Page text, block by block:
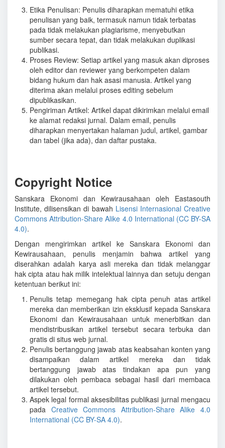
Etika Penulisan: Penulis diharapkan mematuhi etika
penulisan yang baik, termasuk namun tidak terbatas
pada tidak melakukan plagiarisme, menyebutkan
sumber secara tepat, dan tidak melakukan duplikasi
publikasi.
Proses Review: Setiap artikel yang masuk akan diproses
oleh editor dan reviewer yang berkompeten dalam
bidang hukum dan hak asasi manusia. Artikel yang
diterima akan melalui proses editing sebelum
dipublikasikan.
Pengiriman Artikel: Artikel dapat dikirimkan melalui email
ke alamat redaksi jurnal. Dalam email, penulis
diharapkan menyertakan halaman judul, artikel, gambar
dan tabel (jika ada), dan daftar pustaka.
Copyright Notice
Sanskara Ekonomi dan Kewirausahaan oleh Eastasouth
Institute, dilisensikan di bawah Lisensi Internasional Creative
Commons Attribution-Share Alike 4.0 International (CC BY-SA
4.0).
Dengan mengirimkan artikel ke Sanskara Ekonomi dan
Kewirausahaan, penulis menjamin bahwa artikel yang
diserahkan adalah karya asli mereka dan tidak melanggar
hak cipta atau hak milik intelektual lainnya dan setuju dengan
ketentuan berikut ini:
Penulis tetap memegang hak cipta penuh atas artikel
mereka dan memberikan izin eksklusif kepada Sanskara
Ekonomi dan Kewirausahaan untuk menerbitkan dan
mendistribusikan artikel tersebut secara terbuka dan
gratis di situs web jurnal.
Penulis bertanggung jawab atas keabsahan konten yang
disampaikan dalam artikel mereka dan tidak
bertanggung jawab atas tindakan apa pun yang
dilakukan oleh pembaca sebagai hasil dari membaca
artikel tersebut.
Aspek legal formal aksesibilitas publikasi jurnal mengacu
pada Creative Commons Attribution-Share Alike 4.0
International (CC BY-SA 4.0).